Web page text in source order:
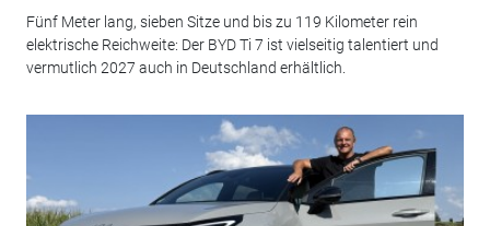
Fünf Meter lang, sieben Sitze und bis zu 119 Kilometer rein
elektrische Reichweite: Der BYD Ti 7 ist vielseitig talentiert und
vermutlich 2027 auch in Deutschland erhältlich.